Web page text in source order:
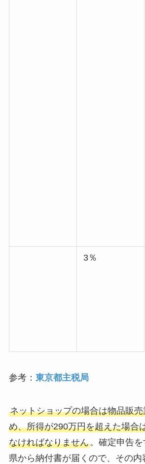
3％
参考： 東京都主税局
ネットショップの場合は物品販
め、所得が290万円を超えた場合
なければなりません。確定申告
県から納付書が届くので、その